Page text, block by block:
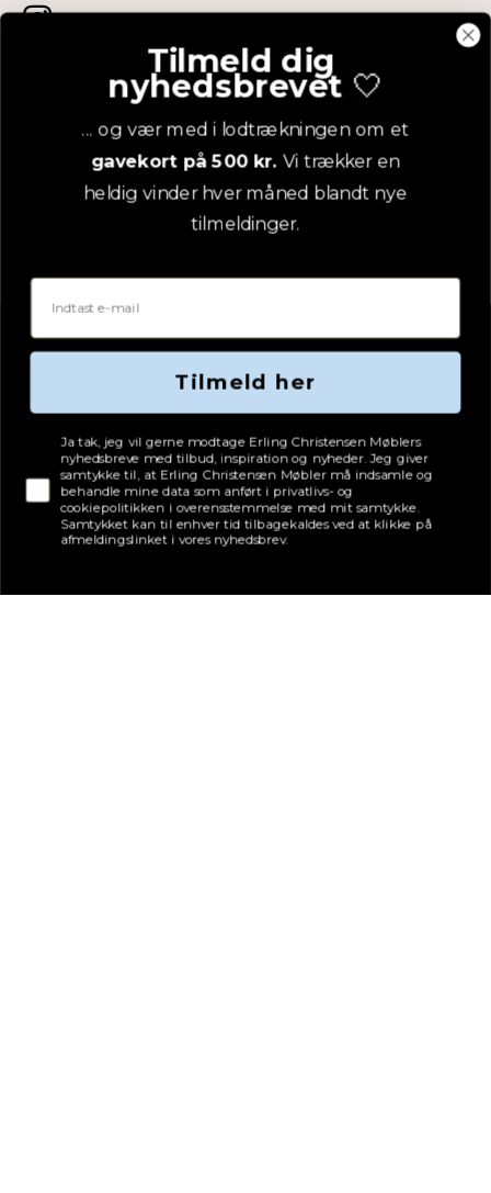
Pinterest
Adresse
Hørmestedvej 342
Tilmeld dig
nyhedsbrevet 🤍
... og vær med i lodtrækningen om et
gavekort på 500 kr. Vi trækker en
heldig vinder hver måned blandt nye
tilmeldinger.
Email
Tilmeld her
Tjekboks samtykke
Ja tak, jeg vil gerne modtage Erling Christensen Møblers
nyhedsbreve med tilbud, inspiration og nyheder. Jeg giver
samtykke til, at Erling Christensen Møbler må indsamle og
behandle mine data som anført i privatlivs- og
cookiepolitikken i overensstemmelse med mit samtykke.
Samtykket kan til enhver tid tilbagekaldes ved at klikke på
afmeldingslinket i vores nyhedsbrev.